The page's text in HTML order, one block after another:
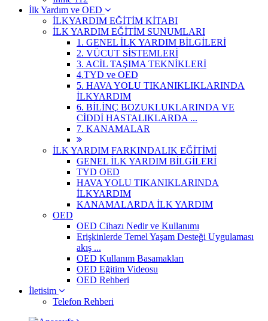
İlk Yardım ve OED
İLKYARDIM EĞİTİM KİTABI
İLK YARDIM EĞİTİM SUNUMLARI
1. GENEL İLK YARDIM BİLGİLERİ
2. VÜCUT SİSTEMLERİ
3. ACİL TAŞIMA TEKNİKLERİ
4.TYD ve OED
5. HAVA YOLU TIKANIKLIKLARINDA
İLKYARDIM
6. BİLİNÇ BOZUKLUKLARINDA VE
CİDDİ HASTALIKLARDA ...
7. KANAMALAR
İLK YARDIM FARKINDALIK EĞİTİMİ
GENEL İLK YARDIM BİLGİLERİ
TYD OED
HAVA YOLU TIKANIKLARINDA
İLKYARDIM
KANAMALARDA İLK YARDIM
OED
OED Cihazı Nedir ve Kullanımı
Erişkinlerde Temel Yaşam Desteği Uygulaması
akış ...
OED Kullanım Basamakları
OED Eğitim Videosu
OED Rehberi
İletisim
Telefon Rehberi